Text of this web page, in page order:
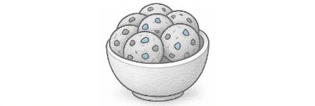
vozovnic za šolsko leto 2026/2027 se začne